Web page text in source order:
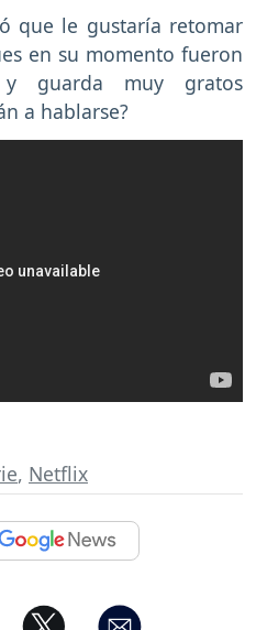
que le gustaría retomar
en su momento fueron
guarda muy gratos
a hablarse?
, Netflix